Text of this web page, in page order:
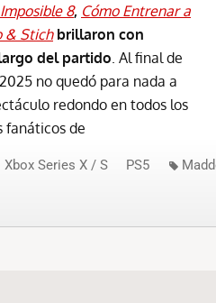
8, Cómo Entrenar a
& Stich brillaron con
del partido . Al final de
no quedó para nada a
redondo en todos los
fanáticos de
Xbox Series X / S PS5